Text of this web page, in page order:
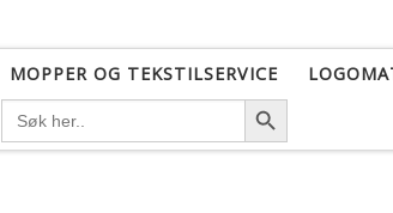
MOPPER OG TEKSTILSERVICE
SEARCH
FOR:
SEARCH BUTTON